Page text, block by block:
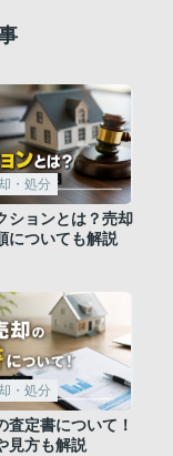
・処分
ションとは？売却
についても解説
・処分
査定書について！
見方も解説